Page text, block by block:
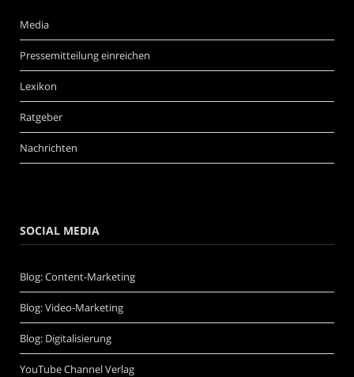
Media
Pressemitteilung einreichen
Lexikon
Ratgeber
Nachrichten
SOCIAL MEDIA
Blog: Content-Marketing
Blog: Video-Marketing
Blog: Digitalisierung
YouTube Channel Verlag